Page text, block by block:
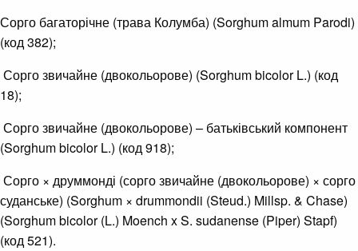
Сорго багаторічне (трава Колумба) (Sorghum almum Parodi)
(код 382);
Сорго звичайне (двокольорове) (Sorghum bicolor L.) (код
18);
Сорго звичайне (двокольорове) – батьківський компонент
(Sorghum bicolor L.) (код 918);
Сорго × друммонді (сорго звичайне (двокольорове) × сорго
суданське) (Sorghum × drummondii (Steud.) Millsp. & Chase)
(Sorghum bicolor (L.) Moench x S. sudanense (Piper) Stapf)
(код 521).